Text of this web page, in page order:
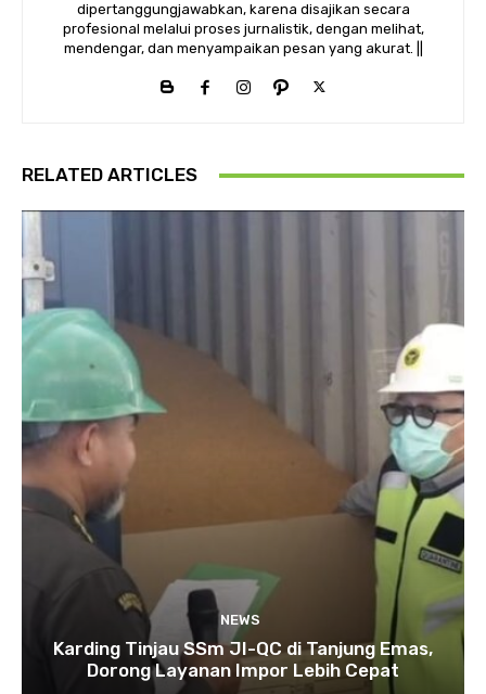
dipertanggungjawabkan, karena disajikan secara
profesional melalui proses jurnalistik, dengan melihat,
mendengar, dan menyampaikan pesan yang akurat. ||
RELATED ARTICLES
NEWS
Karding Tinjau SSm JI-QC di Tanjung Emas,
Dorong Layanan Impor Lebih Cepat